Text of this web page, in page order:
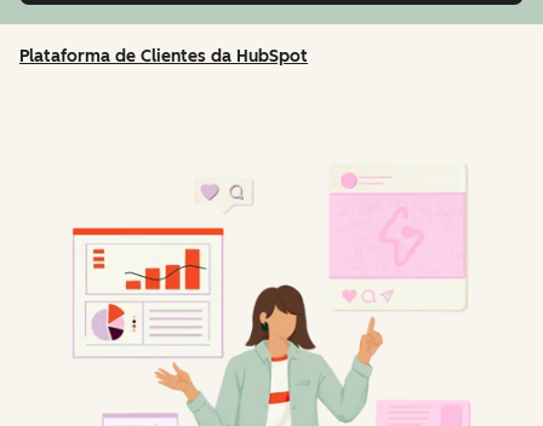
Plataforma de Clientes da HubSpot